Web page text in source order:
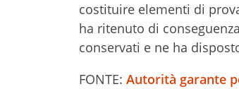
costituire elementi di
ha ritenuto di
conservati e ne ha
FONTE: Autorità garante